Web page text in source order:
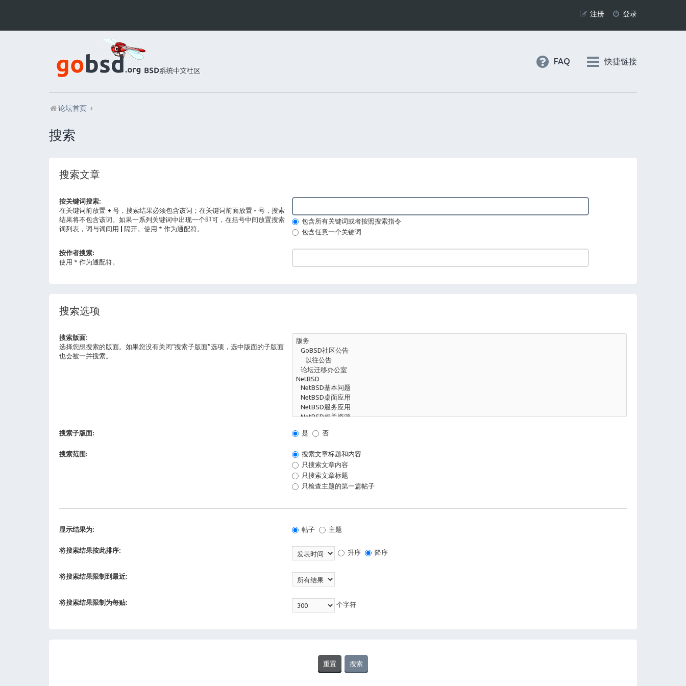
登录
注册
快捷链接
FAQ
论坛首页
搜索
搜索文章
按关键词搜索:
在关键词前放置 + 号，搜索结果必须包含该词；在关键词前面放置 - 号，搜索
结果将不包含该词。如果一系列关键词中出现一个即可，在括号中间放置搜索
词列表，词与词间用 | 隔开。使用 * 作为通配符。
包含所有关键词或者按照搜索指令
包含任意一个关键词
按作者搜索:
使用 * 作为通配符。
搜索选项
搜索版面:
选择您想搜索的版面。如果您没有关闭“搜索子版面”选项，选中版面的子版面
也会被一并搜索。
搜索子版面: 是 否
搜索范围:
搜索文章标题和内容
只搜索文章内容
只搜索文章标题
只检查主题的第一篇帖子
显示结果为: 帖子 主题
将搜索结果按此排序: 升序 降序
将搜索结果限制到最近:
将搜索结果限制为每贴: 个字符